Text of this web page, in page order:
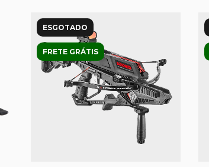
ESGOTADO
FRETE GRÁTIS